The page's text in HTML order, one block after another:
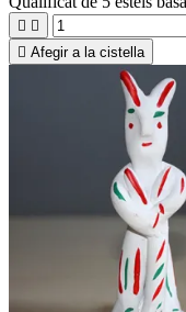
 
 Afegir a la cistella